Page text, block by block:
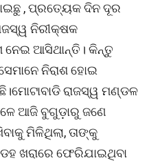
, ପ୍ରତ୍ୟେକ ଦିନ ଦୂର
ନିରୀକ୍ଷକ
ନେଇ ଆସିଥାନ୍ତି। କିନ୍ତୁ
ନିରାଶ ହୋଇ
ରାଜସ୍ୱ ମଣ୍ଡଳ
ଆଜି ବୁଗୁଡ଼ାରୁ ଜଣେ
ମିଳିଥିଲା, ତାଙ୍କୁ
ଖରାରେ ଫେରିଯାଇଥିବା